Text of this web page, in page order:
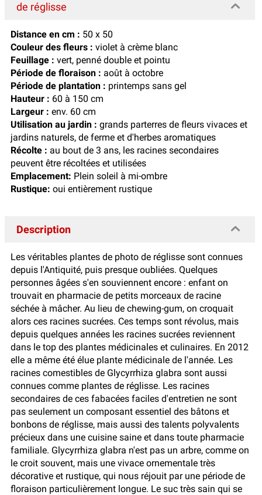
de réglisse
Distance en cm : 50 x 50
Couleur des fleurs : violet à crème blanc
Feuillage : vert, penné double et pointu
Période de floraison : août à octobre
Période de plantation : printemps sans gel
Hauteur : 60 à 150 cm
Largeur : env. 60 cm
Utilisation au jardin : grands parterres de fleurs vivaces et
jardins naturels, de ferme et d'herbes aromatiques
Récolte : au bout de 3 ans, les racines secondaires
peuvent être récoltées et utilisées
Emplacement: Plein soleil à mi-ombre
Rustique: oui entièrement rustique
Description
Les véritables plantes de photo de réglisse sont connues
depuis l'Antiquité, puis presque oubliées. Quelques
personnes âgées s'en souviennent encore : enfant on
trouvait en pharmacie de petits morceaux de racine
séchée à mâcher. Au lieu de chewing-gum, on croquait
alors ces racines sucrées. Ces temps sont révolus, mais
depuis quelques années les racines sucrées reviennent
dans le top des plantes médicinales et culinaires. En 2012
elle a même été élue plante médicinale de l'année. Les
racines comestibles de Glycyrrhiza glabra sont aussi
connues comme plantes de réglisse. Les racines
secondaires de ces fabacées faciles d'entretien ne sont
pas seulement un composant essentiel des bâtons et
bonbons de réglisse, mais aussi des talents polyvalents
précieux dans une cuisine saine et dans toute pharmacie
familiale. Glycyrrhiza glabra n'est pas un arbre, comme on
le croit souvent, mais une vivace ornementale très
décorative et rustique, qui nous réjouit par une période de
floraison particulièrement longue. Le suc très sain qui se